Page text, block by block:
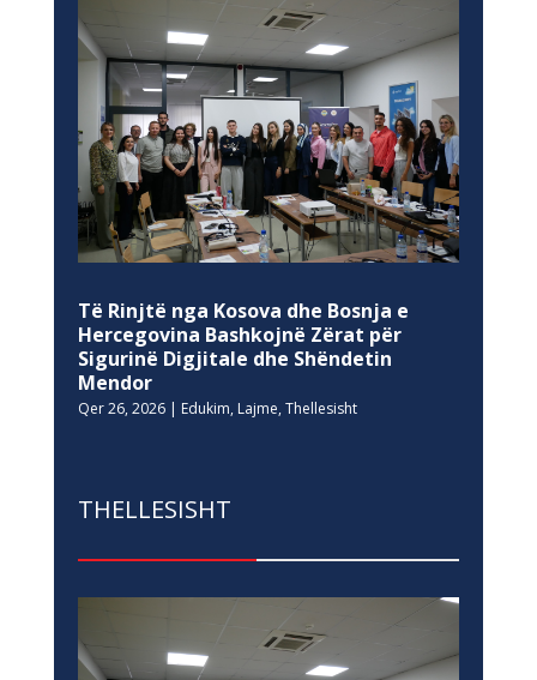
Të Rinjtë nga Kosova dhe Bosnja e
Hercegovina Bashkojnë Zërat për
Sigurinë Digjitale dhe Shëndetin
Mendor
Qer 26, 2026| Edukim, Lajme, Thellesisht
THELLESISHT